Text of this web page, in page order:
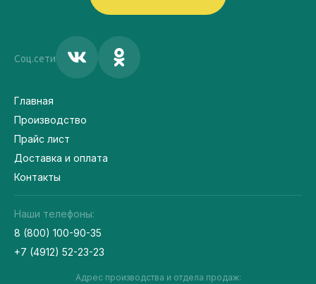
Соц.сети
Главная
Производство
Прайс лист
Доставка и оплата
Контакты
Наши телефоны:
8 (800) 100-90-35
+7 (4912) 52-23-23
Адрес производства и отдела продаж: